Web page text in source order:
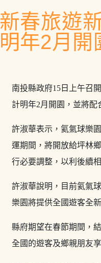
新春旅遊
明年2月開
南投縣政府15日上午召
計明年2月開園， 並將配
許淑華表示，氦氣球樂
運期間， 將開放給坪林
行必要調整， 以利後續
許淑華說明，目前氦氣
樂園將提供全國遊客全
縣府期望在春節期間，
全國的遊客及鄉親朋友